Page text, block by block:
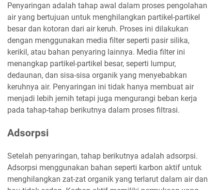
Penyaringan adalah tahap awal dalam proses pengolahan
air yang bertujuan untuk menghilangkan partikel-partikel
besar dan kotoran dari air keruh. Proses ini dilakukan
dengan menggunakan media filter seperti pasir silika,
kerikil, atau bahan penyaring lainnya. Media filter ini
menangkap partikel-partikel besar, seperti lumpur,
dedaunan, dan sisa-sisa organik yang menyebabkan
keruhnya air. Penyaringan ini tidak hanya membuat air
menjadi lebih jernih tetapi juga mengurangi beban kerja
pada tahap-tahap berikutnya dalam proses filtrasi.
Adsorpsi
Setelah penyaringan, tahap berikutnya adalah adsorpsi.
Adsorpsi menggunakan bahan seperti karbon aktif untuk
menghilangkan zat-zat organik yang terlarut dalam air dan